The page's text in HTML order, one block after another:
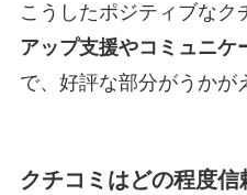
こうしたポジティブなク
アップ支援やコミュニケ
で、好評な部分がうかが
クチコミはどの程度信